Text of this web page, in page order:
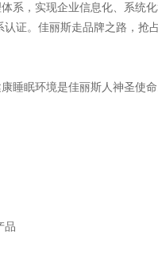
系，实现企业信息化、系统
证。佳丽斯走品牌之路，
睡眠环境是佳丽斯人神圣使
品